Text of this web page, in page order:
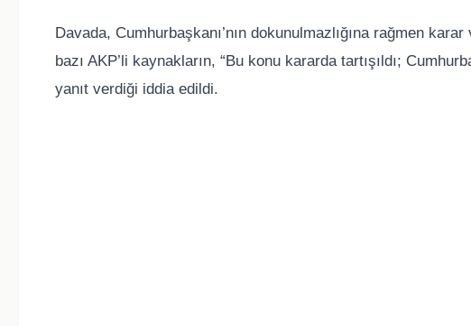
Davada, Cumhurbaşkanı’nın dokunulmazlığına rağmen
bazı AKP’li kaynakların, “Bu konu kararda tartışıldı;
yanıt verdiği iddia edildi.